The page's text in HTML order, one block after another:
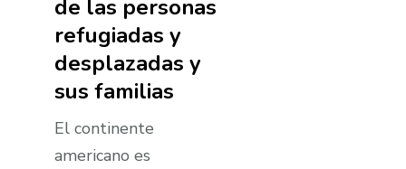
de las personas
refugiadas y
desplazadas y
sus familias
El continente
americano es